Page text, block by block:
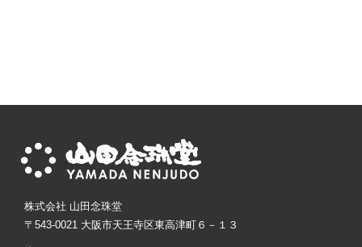
株式会社 山田念珠堂
〒543-0021 大阪市天王寺区東高津町６－１３